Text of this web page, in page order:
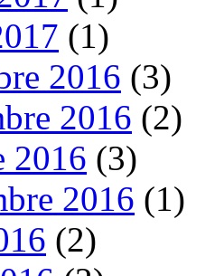
(1)
2016 (3)
2016 (2)
2016 (3)
2016 (1)
(2)